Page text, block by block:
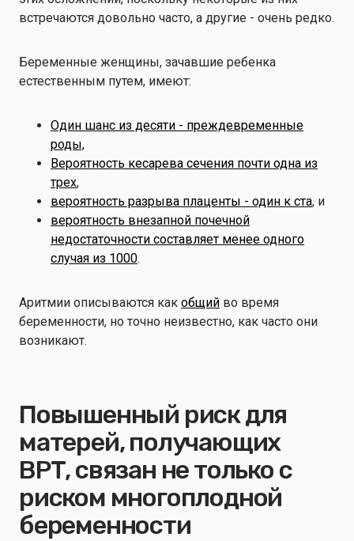
встречаются довольно часто, а другие - очень редко.
Беременные женщины, зачавшие ребенка
естественным путем, имеют:
Один шанс из десяти - преждевременные
роды,
Вероятность кесарева сечения почти одна из
трех,
вероятность разрыва плаценты - один к ста, и
вероятность внезапной почечной
недостаточности составляет менее одного
случая из 1000.
Аритмии описываются как общий во время
беременности, но точно неизвестно, как часто они
возникают.
Повышенный риск для
матерей, получающих
ВРТ, связан не только с
риском многоплодной
беременности